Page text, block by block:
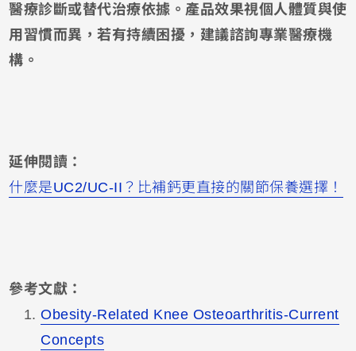
醫療診斷或替代治療依據。產品效果視個人體質與使
用習慣而異，若有持續困擾，建議諮詢專業醫療機
構。
延伸閱讀：
什麼是UC2/UC-II？比補鈣更直接的關節保養選擇！
參考文獻：
Obesity-Related Knee Osteoarthritis-Current
Concepts